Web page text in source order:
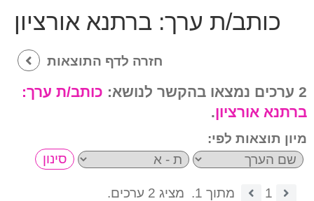
כותב/ת ערך: ברתנא אורציון
חזרה לדף התוצאות
2 ערכים נמצאו בהקשר לנושא:
כותב/ת ערך:
ברתנא אורציון.
מיון תוצאות לפי:
1 מתוך 1.
מציג 2 ערכים.